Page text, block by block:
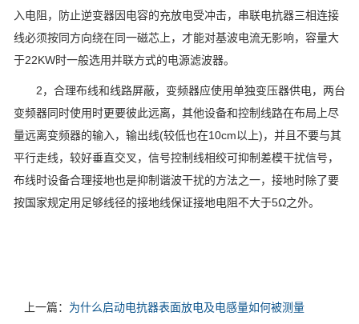
入电阻，防止逆变器因电容的充放电受冲击，串联电抗器三相连接
线必须按同方向绕在同一磁芯上，才能对基波电流无影响，容量大
于22KW时一般选用并联方式的电源滤波器。
2，合理布线和线路屏蔽，变频器应使用单独变压器供电，两台
变频器同时使用时更要彼此远离，其他设备和控制线路在布局上尽
量远离变频器的输入，输出线(较低也在10cm以上)，并且不要与其
平行走线，较好垂直交叉，信号控制线相绞可抑制差模干扰信号，
布线时设备合理接地也是抑制谐波干扰的方法之一，接地时除了要
按国家规定用足够线径的接地线保证接地电阻不大于5Ω之外。
上一篇： 为什么启动电抗器表面放电及电感量如何被测量